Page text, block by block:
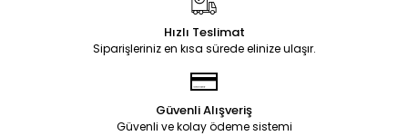
Hızlı Teslimat
Siparişleriniz en kısa sürede elinize ulaşır.
Güvenli Alışveriş
Güvenli ve kolay ödeme sistemi